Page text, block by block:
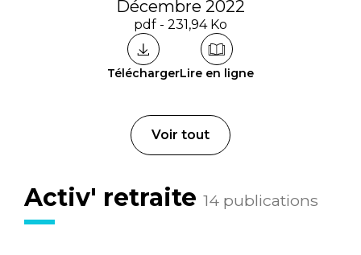
Décembre 2022
pdf - 231,94 Ko
TéléchargerLire en ligne
Voir tout
Activ' retraite 14 publications